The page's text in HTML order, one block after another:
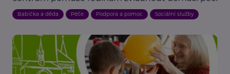
Babička a děda Péče Podpora a pomoc Sociální služby